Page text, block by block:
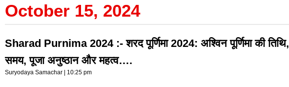
October 15, 2024
Sharad Purnima 2024 :- शरद पूर्णिमा 2024: अश्विन पूर्णिमा की तिथि,
समय, पूजा अनुष्ठान और महत्व….
Suryodaya Samachar 10:25 pm